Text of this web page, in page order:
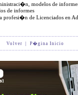
modelos de
de informes
profesi�n de Licenciados en
Volver P�gina Inicio